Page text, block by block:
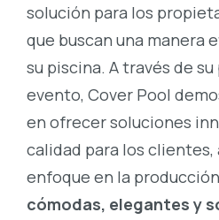
solución para los
que buscan una manera
su piscina. A través de
evento, Cover Pool
en ofrecer soluciones
calidad para los clientes,
enfoque en la
cómodas, elegantes y